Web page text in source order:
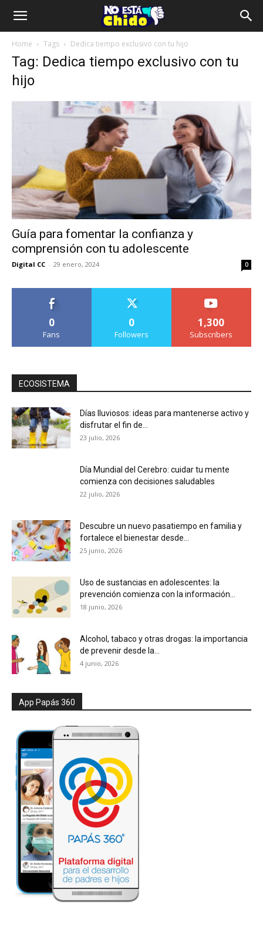
Home Tags Dedica tiempo exclusivo con tu hijo
Tag: Dedica tiempo exclusivo con tu
hijo
Guía para fomentar la confianza y
comprensión con tu adolescente
Digital CC - 29 enero, 2024 0
0
Fans
0
Followers
1,300
Subscribers
ECOSISTEMA
Días lluviosos: ideas para mantenerse activo y
disfrutar el fin de...
23 julio, 2026
Día Mundial del Cerebro: cuidar tu mente
comienza con decisiones saludables
22 julio, 2026
Descubre un nuevo pasatiempo en familia y
fortalece el bienestar desde...
25 junio, 2026
Uso de sustancias en adolescentes: la
prevención comienza con la información...
18 junio, 2026
Alcohol, tabaco y otras drogas: la importancia
de prevenir desde la...
4 junio, 2026
App Papás 360